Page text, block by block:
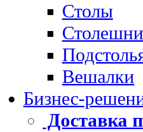
Столы
Вешалки
Бизнес-
Доставка